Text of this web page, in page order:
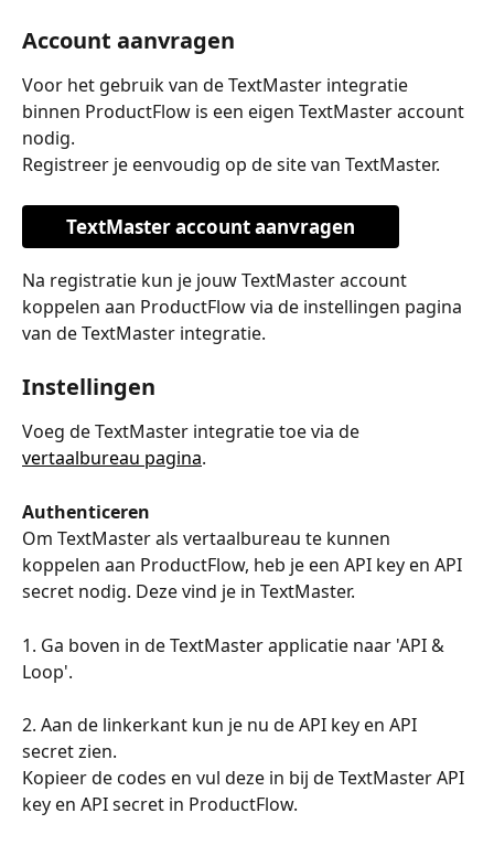
Account aanvragen
Voor het gebruik van de TextMaster integratie
binnen ProductFlow is een eigen TextMaster account
nodig.
Registreer je eenvoudig op de site van TextMaster.
TextMaster account aanvragen
Na registratie kun je jouw TextMaster account
koppelen aan ProductFlow via de instellingen pagina
van de TextMaster integratie.
Instellingen
Voeg de TextMaster integratie toe via de
vertaalbureau pagina.
Authenticeren
Om TextMaster als vertaalbureau te kunnen
koppelen aan ProductFlow, heb je een API key en API
secret nodig. Deze vind je in TextMaster.
1. Ga boven in de TextMaster applicatie naar 'API &
Loop'.
2. Aan de linkerkant kun je nu de API key en API
secret zien.
Kopieer de codes en vul deze in bij de TextMaster API
key en API secret in ProductFlow.